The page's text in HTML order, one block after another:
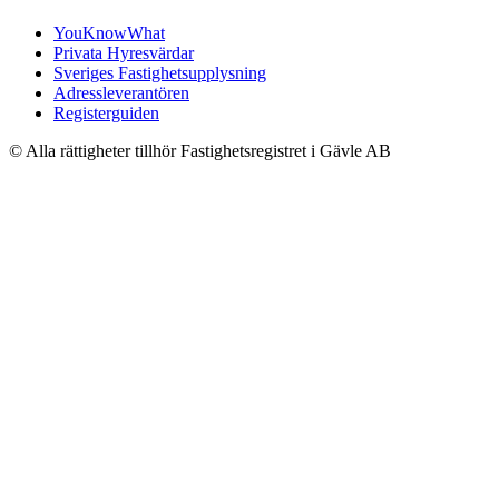
YouKnowWhat
Privata Hyresvärdar
Sveriges Fastighetsupplysning
Adressleverantören
Registerguiden
© Alla rättigheter tillhör Fastighetsregistret i Gävle AB